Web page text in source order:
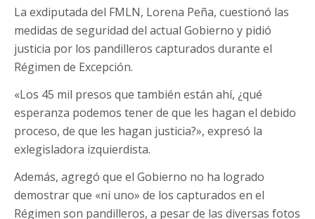
La exdiputada del FMLN, Lorena Peña, cuestionó las
medidas de seguridad del actual Gobierno y pidió
justicia por los pandilleros capturados durante el
Régimen de Excepción.
«Los 45 mil presos que también están ahí, ¿qué
esperanza podemos tener de que les hagan el debido
proceso, de que les hagan justicia?», expresó la
exlegisladora izquierdista.
Además, agregó que el Gobierno no ha logrado
demostrar que «ni uno» de los capturados en el
Régimen son pandilleros, a pesar de las diversas fotos